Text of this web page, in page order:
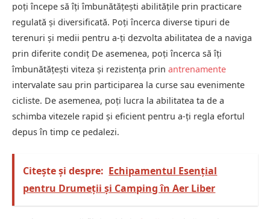
poți începe să îți îmbunătățești abilitățile prin practicare
regulată și diversificată. Poți încerca diverse tipuri de
terenuri și medii pentru a-ți dezvolta abilitatea de a naviga
prin diferite condiț De asemenea, poți încerca să îți
îmbunătățești viteza și rezistența prin antrenamente
intervalate sau prin participarea la curse sau evenimente
cicliste. De asemenea, poți lucra la abilitatea ta de a
schimba vitezele rapid și eficient pentru a-ți regla efortul
depus în timp ce pedalezi.
Citește și despre: Echipamentul Esențial
pentru Drumeții și Camping în Aer Liber